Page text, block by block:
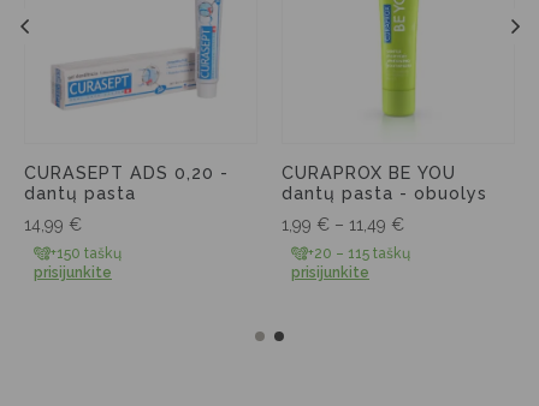
CURASEPT ADS 0,20 -
dantų pasta
14,99 €
+150 taškų
prisijunkite
CURAPROX BE YOU
dantų pasta - obuolys
1,99 € – 11,49 €
+20 – 115 taškų
prisijunkite